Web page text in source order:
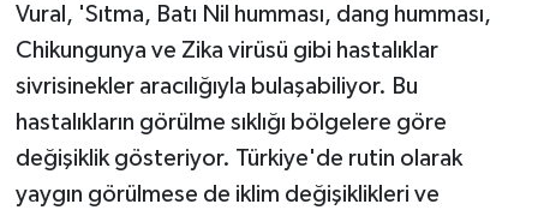
Vural, 'Sıtma, Batı Nil humması, dang humması,
Chikungunya ve Zika virüsü gibi hastalıklar
sivrisinekler aracılığıyla bulaşabiliyor. Bu
hastalıkların görülme sıklığı bölgelere göre
değişiklik gösteriyor. Türkiye'de rutin olarak
yaygın görülmese de iklim değişiklikleri ve